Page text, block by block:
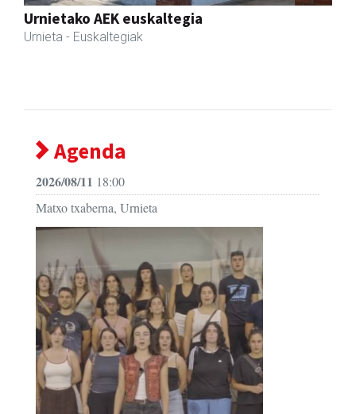
Barn trasteleku eta biltegi txikien alokairua
Urnieta - Trastelekuak
Agenda
2026/08/11 18:00
Matxo txaberna, Urnieta